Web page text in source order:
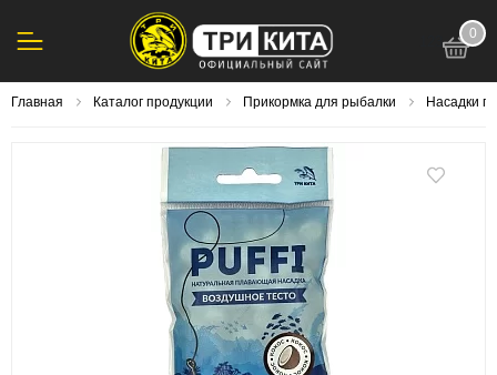
0
Главная Каталог продукции Прикормка для рыбалки Насадки